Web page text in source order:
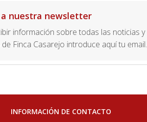
a nuestra newsletter
información sobre todas las noticias y
Finca Casarejo introduce aquí tu email.
INFORMACIÓN DE CONTACTO